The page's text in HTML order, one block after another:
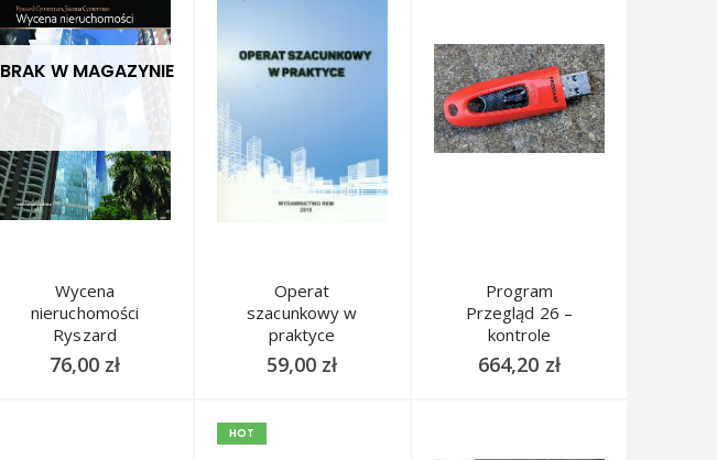
BRAK W MAGAZYNIE
Wycena
nieruchomości
Ryszard
Cymerman Joanna
Cymerman wyd.
76,00 zł
Operat
szacunkowy w
praktyce
59,00 zł
Program
Przegląd 26 –
kontrole
obiektów
budowlanych
664,20 zł
HOT